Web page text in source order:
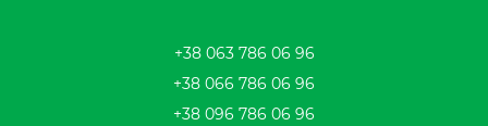
+38 063 786 06 96
+38 066 786 06 96
+38 096 786 06 96